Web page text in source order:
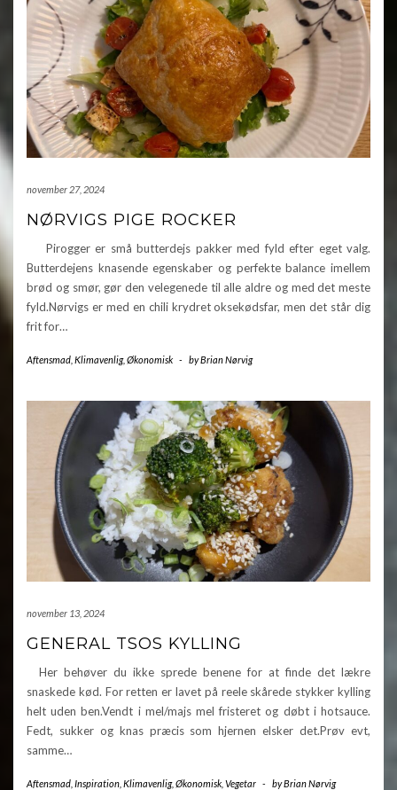
november 27, 2024
NØRVIGS PIGE ROCKER
Pirogger er små butterdejs pakker med fyld efter eget valg.
Butterdejens knasende egenskaber og perfekte balance imellem
brød og smør, gør den velegenede til alle aldre og med det meste
fyld.Nørvigs er med en chili krydret oksekødsfar, men det står dig
frit for…
Aftensmad Klimavenlig, Økonomisk - byBrian Nørvig
november 13, 2024
GENERAL TSOS KYLLING
Her behøver du ikke sprede benene for at finde det lækre
snaskede kød. For retten er lavet på reele skårede stykker kylling
helt uden ben.Vendt i mel/majs mel fristeret og døbt i hotsauce.
Fedt, sukker og knas præcis som hjernen elsker det.Prøv evt,
samme…
Aftensmad Inspiration Klimavenlig, Økonomisk Vegetar - byBrian Nørvig